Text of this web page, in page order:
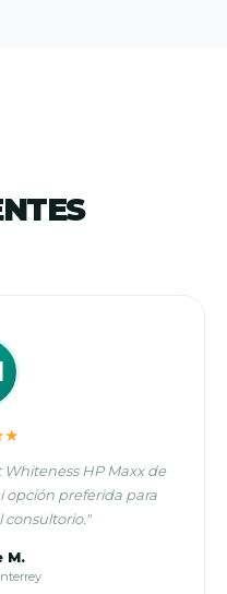
Whiteness HP Maxx de
opción preferida para
consultorio."
M.